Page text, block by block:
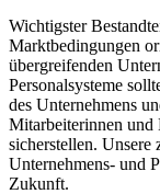
Wichtigster
Marktbedingungen
übergreifenden
Personalsysteme
des Unternehmens
Mitarbeiterinnen und
sicherstellen. Unsere
Unternehmens- und
Zukunft.